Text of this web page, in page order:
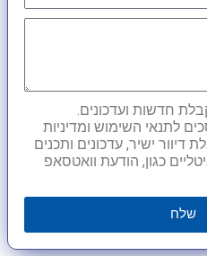
חדשות ועדכונים.
לתנאי השימוש ומדיניות
ישיר, עדכונים ותכנים
כגון, הודעת וואטסאפ
שלח